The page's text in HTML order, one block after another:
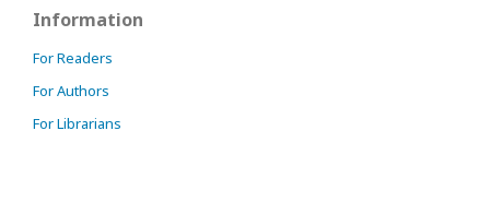
Information
For Readers
For Authors
For Librarians